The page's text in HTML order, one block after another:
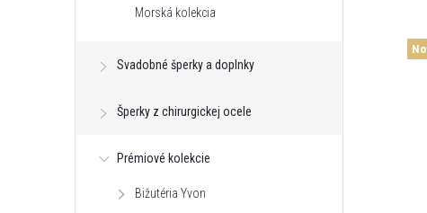
Morská kolekcia
Svadobné šperky a doplnky
Šperky z chirurgickej ocele
Prémiové kolekcie
Bižutéria Yvon